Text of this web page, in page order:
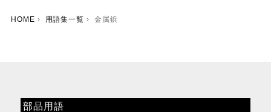
HOME › 用語集一覧 › 金属鋲
部品用語